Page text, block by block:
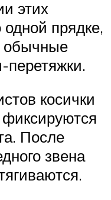
этих
прядке,
обычные
перетяжки.
косички
После
звена